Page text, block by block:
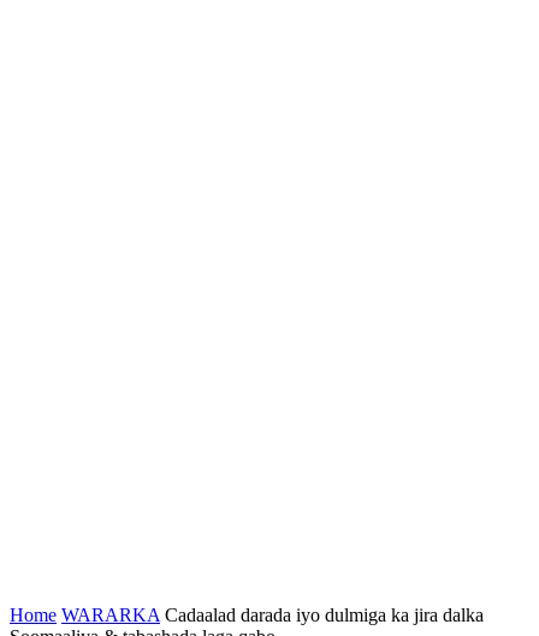
Home WARARKA Cadaalad darada iyo dulmiga ka jira dalka